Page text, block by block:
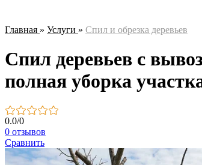
Главная » Услуги » Спил и обрезка деревьев
Спил деревьев с
полная уборка
0.0/0
0 отзывов
Сравнить